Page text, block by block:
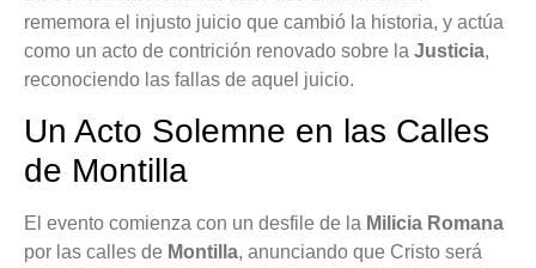
rememora el injusto juicio que cambió la historia, y actúa
como un acto de contrición renovado sobre laJusticia,
reconociendo las fallas de aquel juicio.
Un Acto Solemne en las Calles
de Montilla
El evento comienza con un desfile de la Milicia Romana
por las calles de Montilla, anunciando que Cristo será